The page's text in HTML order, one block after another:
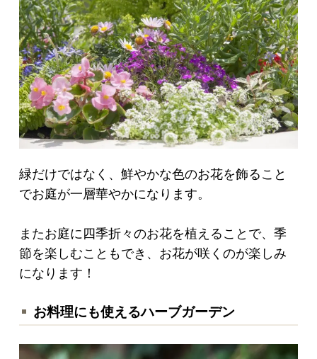
緑だけではなく、鮮やかな色のお花を飾ること
でお庭が一層華やかになります。
またお庭に四季折々のお花を植えることで、季
節を楽しむこともでき、お花が咲くのが楽しみ
になります！
お料理にも使えるハーブガーデン